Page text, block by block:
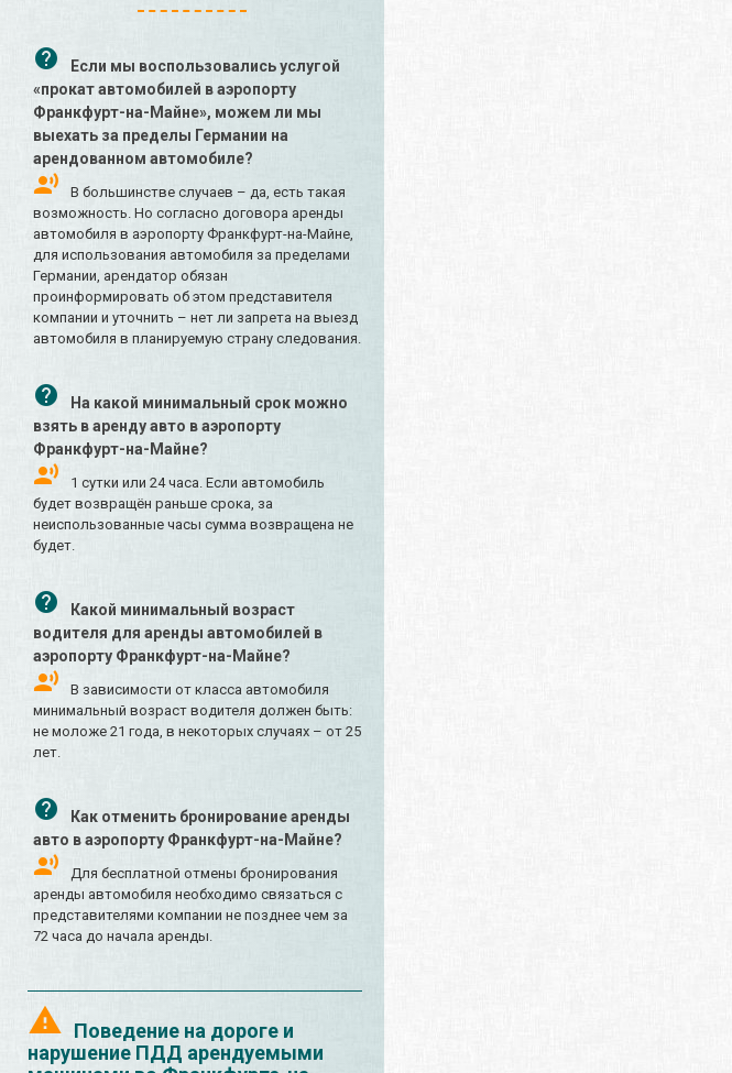
Если мы воспользовались услугой
«прокат автомобилей в аэропорту
Франкфурт-на-Майне», можем ли мы
выехать за пределы Германии на
арендованном автомобиле?
В большинстве случаев – да, есть такая
возможность. Но согласно договора аренды
автомобиля в аэропорту Франкфурт-на-Майне,
для использования автомобиля за пределами
Германии, арендатор обязан
проинформировать об этом представителя
компании и уточнить – нет ли запрета на выезд
автомобиля в планируемую страну следования.
На какой минимальный срок можно
взять в аренду авто в аэропорту
Франкфурт-на-Майне?
1 сутки или 24 часа. Если автомобиль
будет возвращён раньше срока, за
неиспользованные часы сумма возвращена не
будет.
Какой минимальный возраст
водителя для аренды автомобилей в
аэропорту Франкфурт-на-Майне?
В зависимости от класса автомобиля
минимальный возраст водителя должен быть:
не моложе 21 года, в некоторых случаях – от 25
лет.
Как отменить бронирование аренды
авто в аэропорту Франкфурт-на-Майне?
Для бесплатной отмены бронирования
аренды автомобиля необходимо связаться с
представителями компании не позднее чем за
72 часа до начала аренды.
Поведение на дороге и
нарушение ПДД арендуемыми